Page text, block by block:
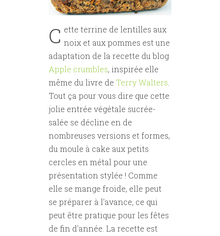
C ette terrine de lentilles aux
noix et aux pommes est une
adaptation de la recette du blog
Apple crumbles, inspirée elle
même du livre de Terry Walters.
Tout ça pour vous dire que cette
jolie entrée végétale sucrée-
salée se décline en de
nombreuses versions et formes,
du moule à cake aux petits
cercles en métal pour une
présentation stylée ! Comme
elle se mange froide, elle peut
se préparer à l'avance, ce qui
peut être pratique pour les fêtes
de fin d'année. La recette est